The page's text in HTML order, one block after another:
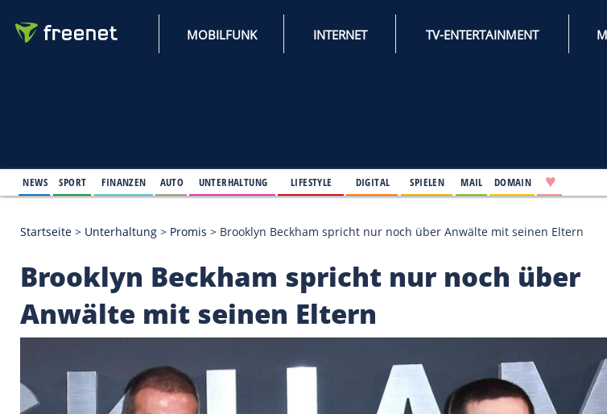
MOBILFUNK INTERNET TV-
Startseite > Unterhaltung > Promis >Brooklyn Beckham spricht nur noch über Anwälte
Brooklyn Beckham spricht nur
Anwälte mit seinen Eltern